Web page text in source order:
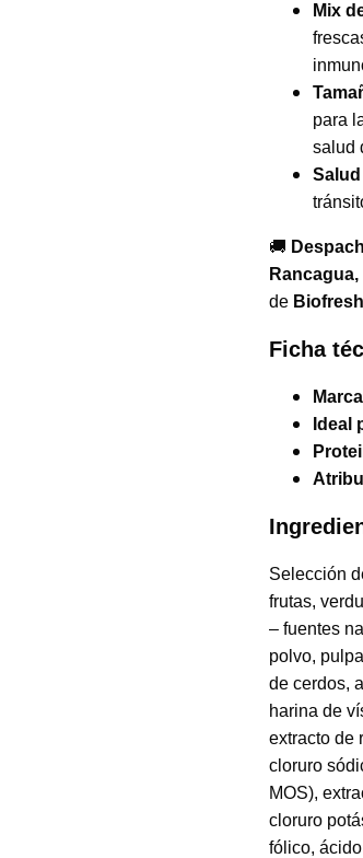
Mix
para
salud
🚚
de Biofresh
Ficha
Ideal
Selección
frutas,
– fuentes
polvo,
de cerdos,
harina de
extracto de
cloruro
MOS),
cloruro
fólico,